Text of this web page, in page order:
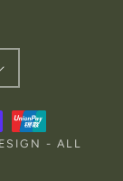
- ALL